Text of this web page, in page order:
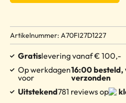
Artikelnummer: A70FI27D1227
Gratislevering vanaf € 100,-
Op werkdagen
voor
16:00
verzonden
Uitstekend781 reviews op